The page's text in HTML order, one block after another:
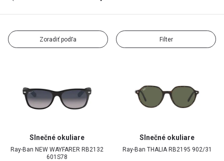
E-mailová adresa
Zoradiť podľa Filter
Slnečné okuliare
Ray-Ban NEW WAYFARER RB2132
601S78
Slnečné okuliare
Ray-Ban THALIA RB2195 902/31